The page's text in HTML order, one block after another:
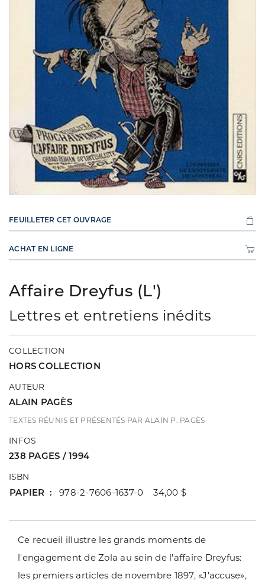
Affaire Dreyfus (L')
Lettres et entretiens inédits
COLLECTION
HORS COLLECTION
AUTEUR
ALAIN PAGÈS
TEXTES RÉUNIS ET PRÉSENTÉS PAR ALAIN P. PAGÈS
INFOS
238 PAGES / 1994
ISBN
PAPIER 978-2-7606-1637-0 34,00 $
Ce recueil illustre les grands moments de
l'engagement de Zola au sein de l'affaire Dreyfus:
les premiers articles de novembre 1897, «J'accuse»,
FEUILLETER CET OUVRAGE
ACHAT EN LIGNE